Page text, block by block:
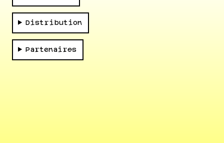
Distribution
Partenaires